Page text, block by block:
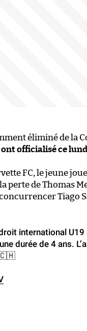
éliminé de la
ont officialisé ce
FC, le jeune
perte de Thomas
Tiago
droit international
durée de 4 ans.